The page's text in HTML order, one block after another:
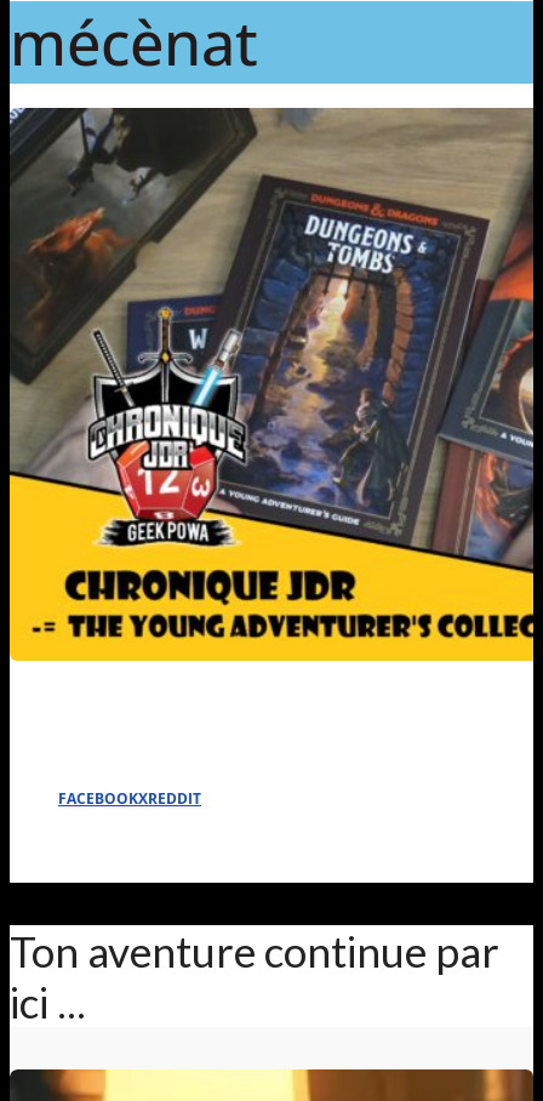
mécènat
FACEBOOKXREDDIT
Ton aventure continue par
ici ...